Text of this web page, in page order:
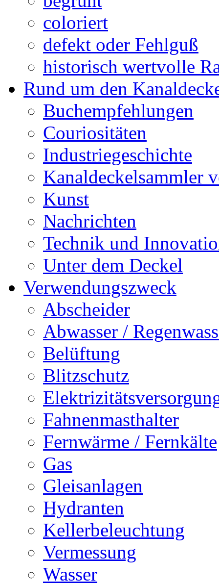
coloriert
defekt oder Fehlguß
historisch wertvolle
Rund um den
Buchempfehlungen
Couriositäten
Industriegeschichte
Kanaldeckelsammler
Kunst
Nachrichten
Technik und
Unter dem Deckel
Verwendungszweck
Abscheider
Abwasser /
Belüftung
Blitzschutz
Fahnenmasthalter
Fernwärme / Fernkälte
Gas
Gleisanlagen
Hydranten
Kellerbeleuchtung
Vermessung
Wasser